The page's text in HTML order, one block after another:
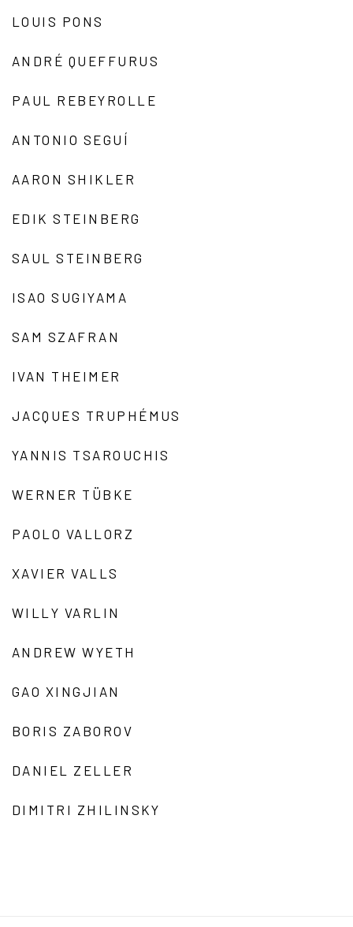
LOUIS PONS
ANDRÉ QUEFFURUS
PAUL REBEYROLLE
ANTONIO SEGUÍ
AARON SHIKLER
EDIK STEINBERG
SAUL STEINBERG
ISAO SUGIYAMA
SAM SZAFRAN
IVAN THEIMER
JACQUES TRUPHÉMUS
YANNIS TSAROUCHIS
WERNER TÜBKE
PAOLO VALLORZ
XAVIER VALLS
WILLY VARLIN
ANDREW WYETH
GAO XINGJIAN
BORIS ZABOROV
DANIEL ZELLER
DIMITRI ZHILINSKY